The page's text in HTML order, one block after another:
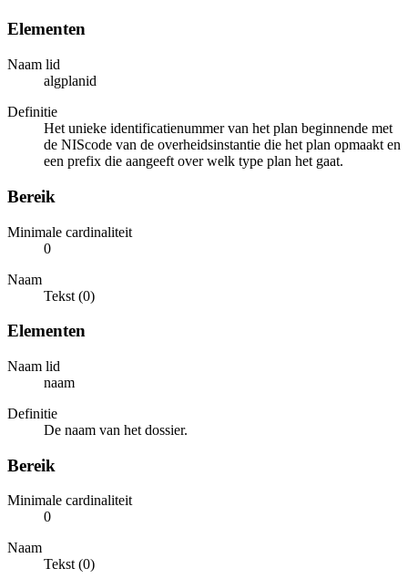
Elementen
Naam lid
algplanid
Definitie
Het unieke identificatienummer van het plan beginnende met
de NIScode van de overheidsinstantie die het plan opmaakt en
een prefix die aangeeft over welk type plan het gaat.
Bereik
Minimale cardinaliteit
0
Naam
Tekst (0)
Elementen
Naam lid
naam
Definitie
De naam van het dossier.
Bereik
Minimale cardinaliteit
0
Naam
Tekst (0)